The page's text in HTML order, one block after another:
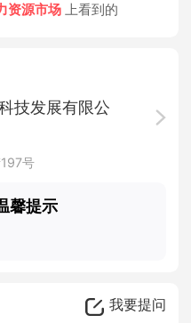
资源市场上看到的
技发展有限公
号
馨提示
我要提问